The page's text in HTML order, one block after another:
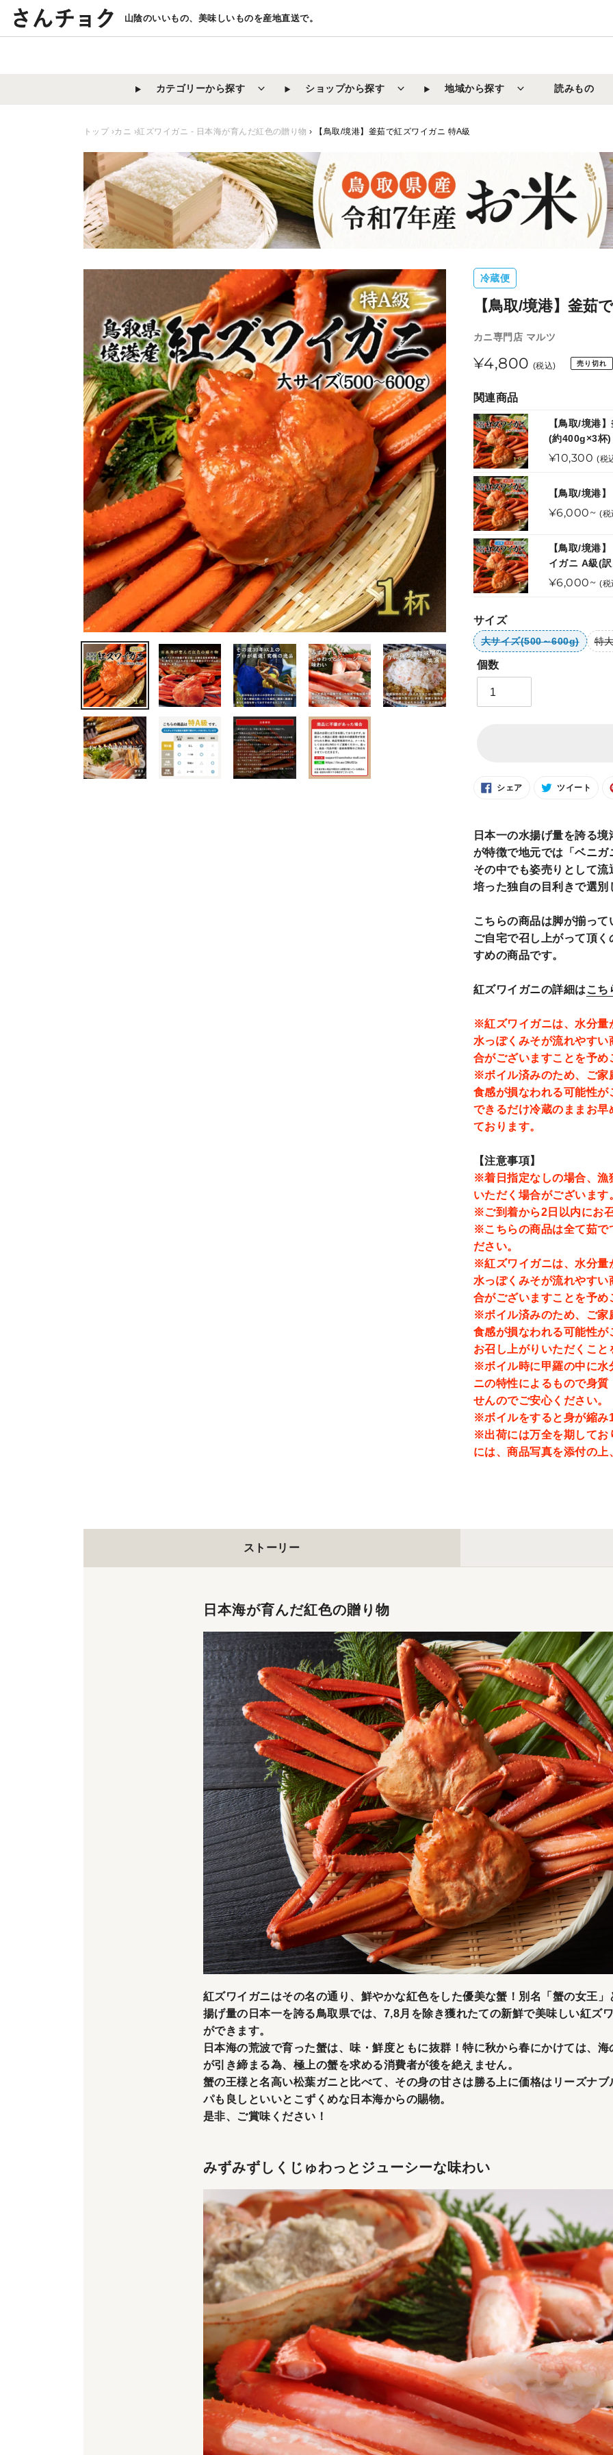
山陰のいいもの、美味しいものを産地直送で。
カテゴリーから探す ショップから探す 地域から探す 読みもの
トップ ›カニ ›紅ズワイガニ - 日本海が育んだ紅色の贈り物 › 【鳥取/境港】釜茹で紅ズワイガニ 特A級
冷蔵便
【鳥取/境港】釜茹
販
元
カニ専門店 マルツ
通
常
価
格
¥4,800 (税込) 売り切れ
関連商品
【鳥取/境港
(約400g×3杯)
通
価
格
¥10,300 (税
【鳥取/境港
通
価
格
¥6,000~ (税
【鳥取/境港
イガニ A級(
通
格
¥6,000~ (税
サイズ
大サイズ(500～600g) 特
個数
シェアFACEBOOK
る
ツイート
ー
ト
に
商
を
追
加
る
日本一の水揚げ量を誇る
が特徴で地元では「ベニ
その中でも姿売りとして
培った独自の目利きで選別
こちらの商品は脚が揃っ
ご自宅で召し上がって頂
すめの商品です。
紅ズワイガニの詳細は こち
※紅ズワイガニは、水分量
水っぽくみそが流れやす
合がございますことを予
※ボイル済みのため、ご家
食感が損なわれる可能性が
できるだけ冷蔵のままお
ております。
【注意事項】
※着日指定なしの場合、漁
いただく場合がございます
※ご到着から2日以内にお
※こちらの商品は全て茹で
ださい。
※紅ズワイガニは、水分量
水っぽくみそが流れやす
合がございますことを予
※ボイル済みのため、ご家
食感が損なわれる可能性が
お召し上がりいただくこ
※ボイル時に甲羅の中に水
ニの特性によるもので身
せんのでご安心ください。
※ボイルをすると身が縮み
※出荷には万全を期してお
には、商品写真を添付の
ストーリー
日本海が育んだ紅色の贈り物
紅ズワイガニはその名の通り、鮮やかな紅色をした優美な蟹！別名「蟹の女王
揚げ量の日本一を誇る鳥取県では、7,8月を除き獲れたての新鮮で美味しい紅ズ
ができます。
日本海の荒波で育った蟹は、味・鮮度ともに抜群！特に秋から春にかけては、
が引き締まる為、極上の蟹を求める消費者が後を絶えません。
蟹の王様と名高い松葉ガニと比べて、その身の甘さは勝る上に価格はリーズナ
パも良しといいとこずくめな日本海からの賜物。
是非、ご賞味ください！
みずみずしくじゅわっとジューシーな味わい